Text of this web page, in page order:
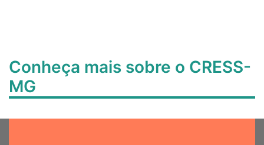
Conheça mais sobre o CRESS-
MG